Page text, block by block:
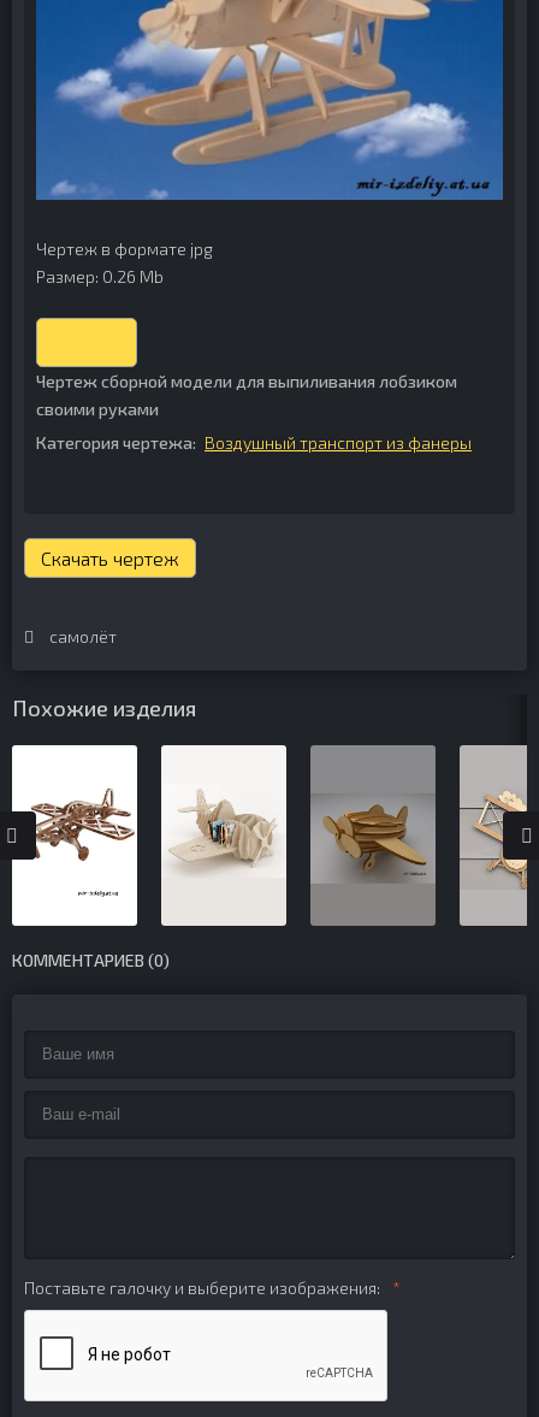
Чертеж в формате jpg
Размер: 0.26 Mb
Чертеж сборной модели для выпиливания лобзиком
своими руками
Категория чертежа: Воздушный транспорт из фанеры
Скачать чертеж
самолёт
Похожие изделия
КОММЕНТАРИЕВ (0)
Поставьте галочку и выберите изображения: